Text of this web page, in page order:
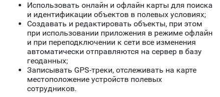
Использовать онлайн и офлайн карты для поиска
и идентификации объектов в полевых условиях;
Создавать и редактировать объекты, при этом
при использовании приложения в режиме офлайн
и при переподключении к сети все изменения
автоматически отправляются на сервер в базу
геоданных;
Записывать GPS-треки, отслеживать на карте
местоположение устройств полевых
сотрудников.